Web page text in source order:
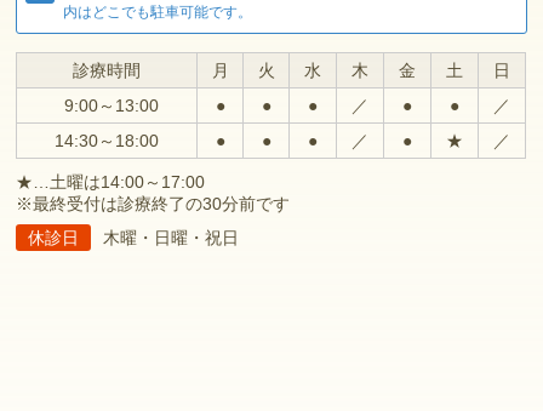
内はどこでも駐車可能です。
診療時間 月 火 水 木 金 土
日
9:00～13:00
● ● ● ／ ● ●
／
14:30～18:00
● ● ● ／ ● ★ ／
★…土曜は14:00～17:00
※最終受付は診療終了の30分前です
休診日
木曜・日曜・祝日